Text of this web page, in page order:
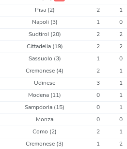
Pisa (2) 2 1
Napoli (3) 1 0
Sudtirol (20) 2 2
Cittadella (19) 2 2
Sassuolo (3) 1 0
Cremonese (4) 2 1
Udinese 3 1
Modena (11) 0 1
Sampdoria (15) 0 1
Monza 0 0
Como (2) 2 1
Cremonese (3) 1 2